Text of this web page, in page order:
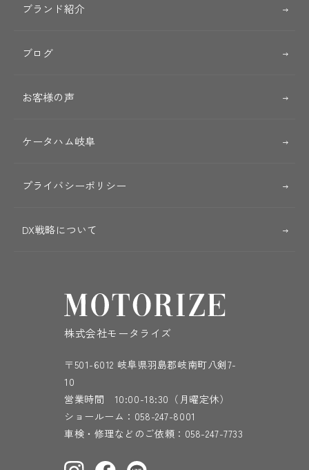
ブランド紹介
ブログ
お客様の声
ケータハム岐阜
プライバシーポリシー
DX戦略について
株式会社モータライズ
〒501-6012 岐阜県羽島郡岐南町八剣7-
10
営業時間 10:00-18:30（月曜定休）
ショールーム： 058-247-8001
車検・修理などのご依頼： 058-247-7733